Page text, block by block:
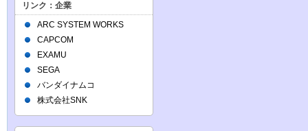
リンク：企業
ARC SYSTEM WORKS
CAPCOM
EXAMU
SEGA
バンダイナムコ
株式会社SNK